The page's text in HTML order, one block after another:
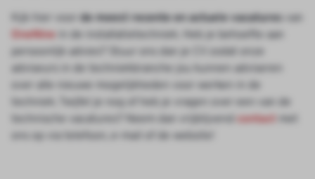
Kijk hier voorde meest recente en actuele vacatures van
OneNine in de installatietechniek. Heb je behoefte aan
persoonlijk advies? Stuur ons dan je CV zodat onze
adviseurs in de techniekbranche jou kunnen adviseren
over alle nieuwe mogelijkheden voor werken in de
techniek. Twijfel je nog of heb je vragen over een van de
technische vacatures? Neem dan vrijblijvend contact met
ons op via telefoon, e-mail of de website!